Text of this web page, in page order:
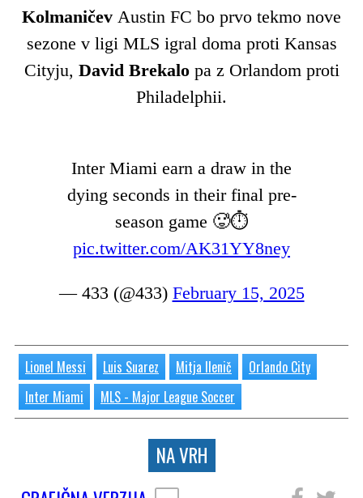
Kolmaničev Austin FC bo prvo tekmo nove
sezone v ligi MLS igral doma proti Kansas
Cityju, David Brekalopa z Orlandom proti
Philadelphii.
Inter Miami earn a draw in the
dying seconds in their final pre-
season game 🥵⏱️
pic.twitter.com/AK31YY8ney
— 433 (@433) February 15, 2025
Lionel Messi Luis Suarez Mitja Ilenič
Orlando City
Inter Miami
MLS - Major League Soccer
NA VRH